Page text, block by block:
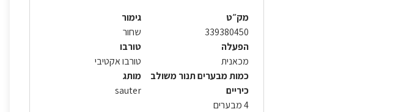
מק״ט
339380450
גימור
שחור
הפעלה
מכאנית
טורבו
טורבו אקטיבי
כמות מבערים תנור משולב
כיריים
4 מבערים
מותג
sauter